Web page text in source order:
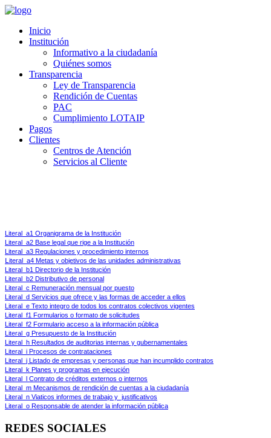
Inicio
Institución
Informativo a la ciudadanía
Quiénes somos
Transparencia
Ley de Transparencia
Rendición de Cuentas
PAC
Cumplimiento LOTAIP
Pagos
Clientes
Centros de Atención
Servicios al Cliente
Literal_a1 Organigrama de la Institución
Literal_a2 Base legal que rige a la Institución
Literal_a3 Regulaciones y procedimiento internos
Literal_a4 Metas y objetivos de las unidades administrativas
Literal_b1 Directorio de la Institución
Literal_b2 Distributivo de personal
Literal_c Remuneración mensual por puesto
Literal_d Servicios que ofrece y las formas de acceder a ellos
Literal_e Texto integro de todos los contratos colectivos vigentes
Literal_f1 Formularios o formato de solicitudes
Literal_f2 Formulario acceso a la información pública
Literal_g Presupuesto de la Institución
Literal_h Resultados de auditorias internas y gubernamentales
Literal_i Procesos de contrataciones
Literal_j Listado de empresas y personas que han incumplido contratos
Literal_k Planes y programas en ejecución
Literal_l Contrato de créditos externos o internos
Literal_m Mecanismos de rendición de cuentas a la ciudadanía
Literal_n Viaticos informes de trabajo y  justificativos
Literal_o Responsable de atender la información pública
REDES SOCIALES